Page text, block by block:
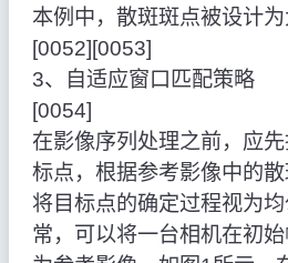
本例中，散斑斑点被设计为
[0052][0053]
3、自适应窗口匹配策略
[0054]
在影像序列处理之前，应
标点，根据参考影像中的
将目标点的确定过程视为
常，可以将一台相机在初